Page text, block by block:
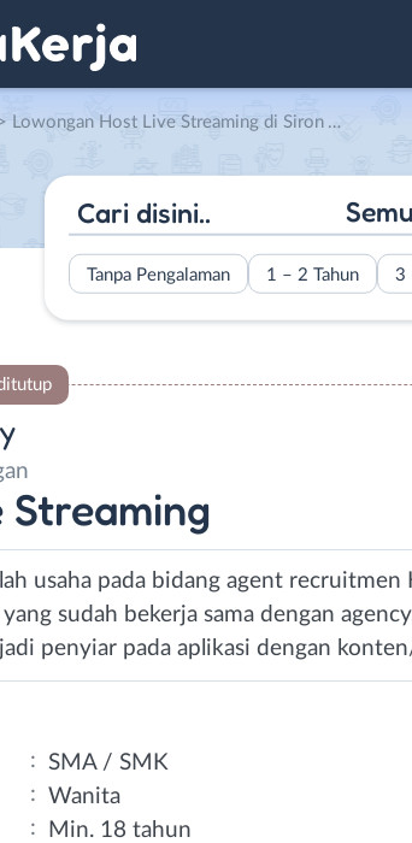
Lowongan Host Live Streaming di Siron Agency
Tanpa Pengalaman 1 – 2 Tahun 3
Streaming
usaha pada bidang agent
sudah bekerja sama dengan
penyiar pada aplikasi dengan
: SMA / SMK
: Wanita
:
Min. 18 tahun